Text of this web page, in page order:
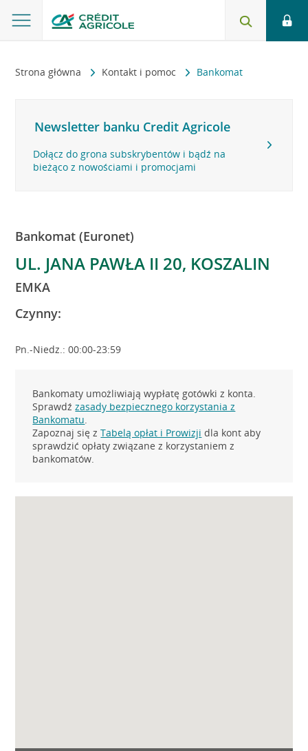
Strona główna Kontakt i pomoc Bankomat
Newsletter banku Credit Agricole
Dołącz do grona subskrybentów i bądź na
bieżąco z nowościami i promocjami
Bankomat (Euronet)
UL. JANA PAWŁA II 20, KOSZALIN
EMKA
Czynny:
Pn.-Niedz.: 00:00-23:59
Bankomaty umożliwiają wypłatę gotówki z konta.
Sprawdźzasady bezpiecznego korzystania z
Bankomatu.
Zapoznaj się zTabelą opłat i Prowizji dla kont aby
sprawdzić opłaty związane z korzystaniem z
bankomatów.